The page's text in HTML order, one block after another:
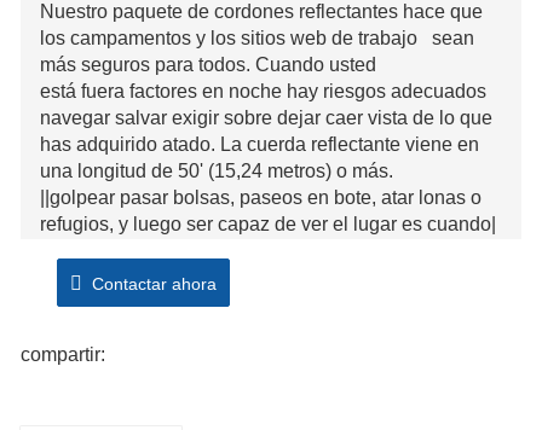
Nuestro paquete de cordones reflectantes hace que
los campamentos y los sitios web de trabajo sean
más seguros para todos. Cuando usted
está fuera factores en noche hay riesgos adecuados
navegar salvar exigir sobre dejar caer vista de lo que
has adquirido atado. La cuerda reflectante viene en
una longitud de 50' (15,24 metros) o más.
||golpear pasar bolsas, paseos en bote, atar lonas o
refugios, y luego ser capaz de ver el lugar es cuando|
una diferente tira reflectante tejida en él
que espeja brillante cuando suave hace brillar sobre
protección para ti y los humanos alrededor en el
Contactar ahora
compartir: